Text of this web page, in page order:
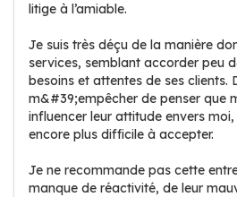
litige à l’amiable.
Je suis très déçu de la manière
services, semblant accorder peu
besoins et attentes de ses clients.
m&#39;empêcher de penser que
influencer leur attitude envers
encore plus difficile à accepter.
Je ne recommande pas cette
manque de réactivité, de leur